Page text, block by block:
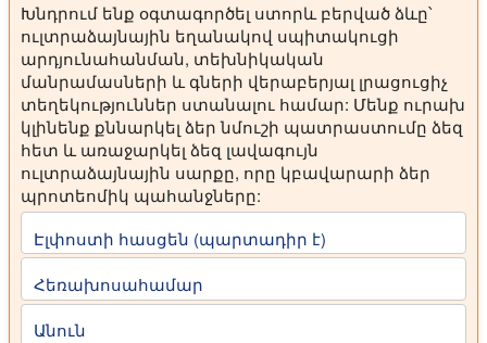
Խնդրում ենք օգտագործել ստորև բերված ձևը՝
ուլտրաձայնային եղանակով սպիտակուցի
արդյունահանման, տեխնիկական
մանրամասների և գների վերաբերյալ լրացուցիչ
տեղեկություններ ստանալու համար: Մենք ուրախ
կլինենք քննարկել ձեր նմուշի պատրաստումը ձեզ
հետ և առաջարկել ձեզ լավագույն
ուլտրաձայնային սարքը, որը կբավարարի ձեր
պրոտեոմիկ պահանջները:
Էլփոստի հասցեն (պարտադիր է)
Հեռախոսահամար
Անուն